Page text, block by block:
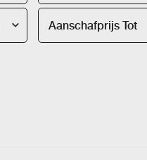
Aanschafprijs Tot